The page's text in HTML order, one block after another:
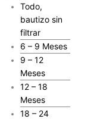
Todo,
bautizo sin
filtrar
6 – 9 Meses
9 – 12
Meses
12 – 18
Meses
18 – 24